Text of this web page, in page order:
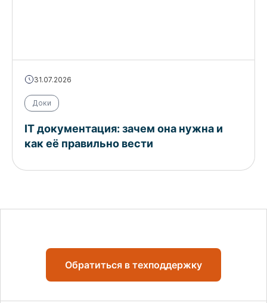
31.07.2026
Доки
IT документация: зачем она нужна и
как её правильно вести
Обратиться в техподдержку